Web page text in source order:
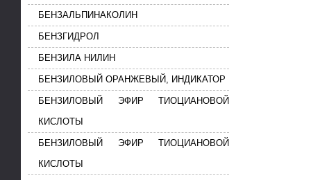
БЕНЗАЛЬПИНАКОЛИН
БЕНЗГИДРОЛ
БЕНЗИЛА НИЛИН
БЕНЗИЛОВЫЙ ОРАНЖЕВЫЙ, ИНДИКАТОР
БЕНЗИЛОВЫЙ ЭФИР ТИОЦИАНОВОЙ
КИСЛОТЫ
БЕНЗИЛОВЫЙ ЭФИР ТИОЦИАНОВОЙ
КИСЛОТЫ